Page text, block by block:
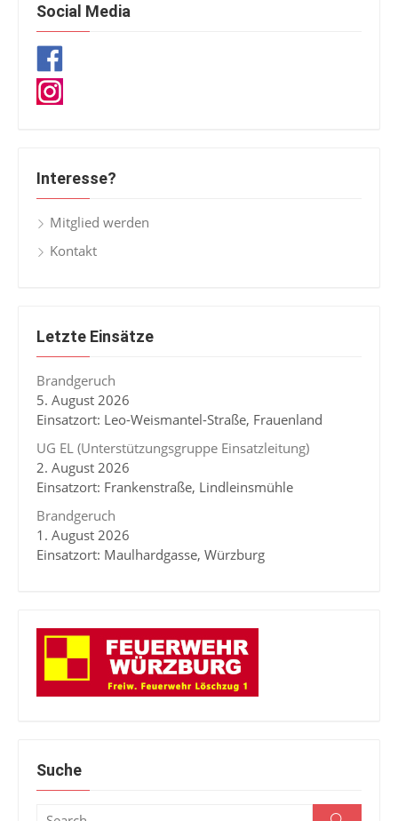
Social Media
Interesse?
Mitglied werden
Kontakt
Letzte Einsätze
Brandgeruch
5. August 2026
Einsatzort: Leo-Weismantel-Straße, Frauenland
UG EL (Unterstützungsgruppe Einsatzleitung)
2. August 2026
Einsatzort: Frankenstraße, Lindleinsmühle
Brandgeruch
1. August 2026
Einsatzort: Maulhardgasse, Würzburg
Suche
Search